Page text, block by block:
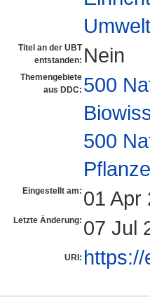
Titel an der UBT
entstanden: Nein
Themengebiete
aus DDC: 500
500
Eingestellt am: 01 Apr
Letzte Änderung: 07 Jul
URI: